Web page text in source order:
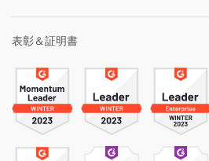
表彰＆証明書